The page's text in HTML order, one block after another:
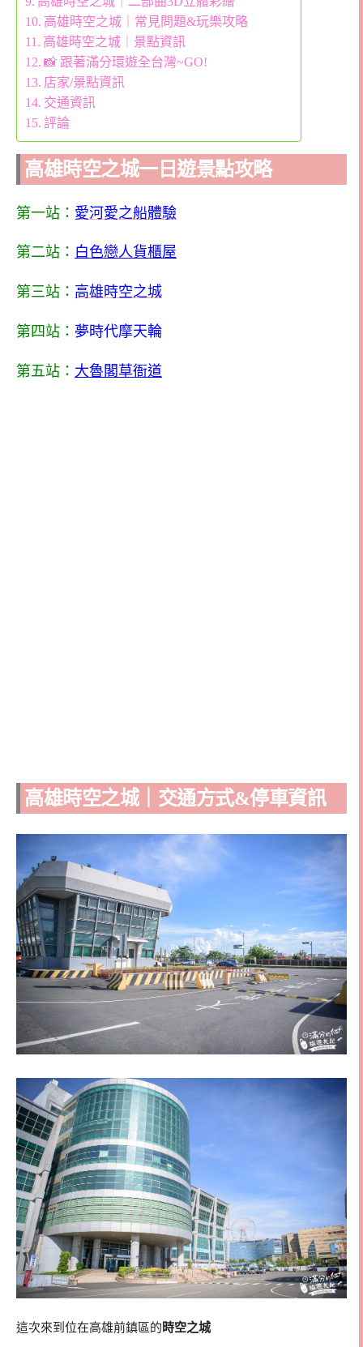
高雄時空之城｜常見問題&玩樂攻略
高雄時空之城｜景點資訊
📸 跟著滿分環遊全台灣~GO!
店家/景點資訊
交通資訊
評論
高雄時空之城一日遊景點攻略
第一站： 愛河愛之船體驗
第二站： 白色戀人貨櫃屋
第三站： 高雄時空之城
第四站： 夢時代摩天輪
第五站： 大魯閣草衙道
高雄時空之城｜交通方式&停車資訊
這次來到位在高雄前鎮區的時空之城